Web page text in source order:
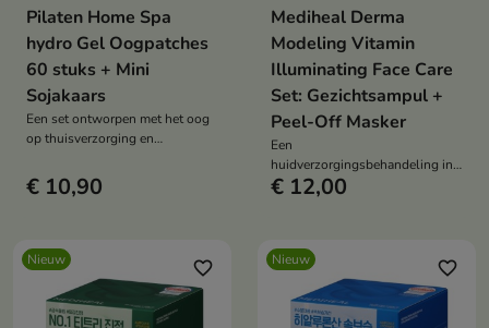
Pilaten Home Spa
hydro Gel Oogpatches
60 stuks + Mini
Sojakaars
Een set ontworpen met het oog
op thuisverzorging en
€ 10,90
Mediheal Derma
Modeling Vitamin
Illuminating Face Care
Set: Gezichtsampul +
Peel-Off Masker
Een
huidverzorgingsbehandeling in
twee stappen die de gezonde
€ 12,00
Nieuw favorite_border Nieuw favorite_border